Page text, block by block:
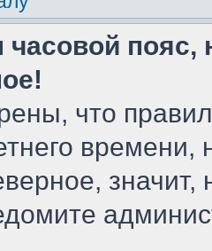
часовой пояс,
что
значит,